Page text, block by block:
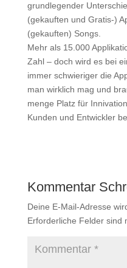
grundlegender
(gekauften und Gratis-)
(gekauften) Songs.
Mehr als 15.000
Zahl – doch wird es bei
immer schwieriger die
man wirklich mag und
menge Platz für
Kunden und Entwickler
Kommentar
Deine E-Mail-Adresse
Erforderliche Felder sind